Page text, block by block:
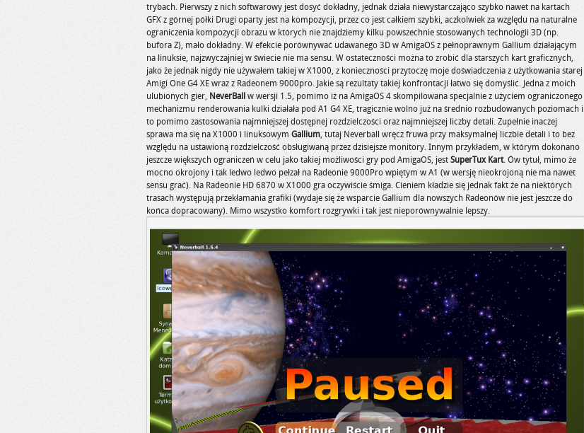
trybach. Pierwszy z nich softwarowy jest dosyć dokładny, jednak działa niewystarczająco szybko nawet na kartach
GFX z górnej półki Drugi oparty jest na kompozycji, przez co jest całkiem szybki, aczkolwiek za względu na naturalne
ograniczenia kompozycji obrazu w których nie znajdziemy kilku powszechnie stosowanych technologii 3D (np.
bufora Z), mało dokładny. W efekcie porównywać udawanego 3D w AmigaOS z pełnoprawnym Gallium działającym
na linuksie, najzwyczajniej w świecie nie ma sensu. W ostateczności można to zrobić dla starszych kart graficznych,
jako że jednak nigdy nie używałem takiej w X1000, z konieczności przytoczę moje doświadczenia z użytkowania starej
Amigi One G4 XE wraz z Radeonem 9000pro. Jakie są rezultaty takiej konfrontacji łatwo się domyślić. Jedna z moich
ulubionych gier, NeverBallw wersji 1.5, pomimo iż na AmigaOS 4 skompilowana specjalnie z użyciem ograniczonego
mechanizmu renderowania kulki działała pod A1 G4 XE, tragicznie wolno już na średnio rozbudowanych poziomach i
to pomimo zastosowania najmniejszej dostępnej rozdzielczości oraz najmniejszej liczby detali. Zupełnie inaczej
sprawa ma się na X1000 i linuksowym Gallium , tutaj Neverball wręcz fruwa przy maksymalnej liczbie detali i to bez
względu na ustawioną rozdzielczość obsługiwaną przez dzisiejsze monitory. Innym przykładem, w którym dokonano
jeszcze większych ograniczeń w celu jako takiej możliwości gry pod AmigaOS, jestSuperTux Kart. Ów tytuł, mimo że
mocno okrojony i tak ledwo ledwo pełzał na Radeonie 9000Pro wpiętym w A1 (w wersję nieokrojoną nie ma nawet
sensu grać). Na Radeonie HD 6870 w X1000 gra oczywiście śmiga. Cieniem kładzie się jednak fakt że na niektórych
trasach występują przekłamania grafiki (wydaje się że wsparcie Gallium dla nowszych Radeonów nie jest jeszcze do
końca dopracowany). Mimo wszystko komfort rozgrywki i tak jest nieporównywalnie lepszy.